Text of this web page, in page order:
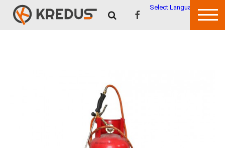
Select Language▼